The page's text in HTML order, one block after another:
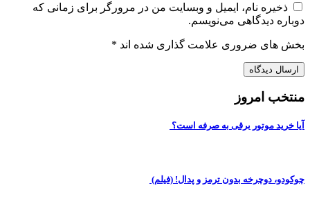
ذخیره نام، ایمیل و وبسایت من در مرورگر برای زمانی که
دوباره دیدگاهی می‌نویسم.
بخش های ضروری علامت گذاری شده اند *
منتخب امروز
آیا خرید موتور برقی به صرفه است؟
چوکودو، دوچرخه بدون ترمز و پدال! (فیلم)